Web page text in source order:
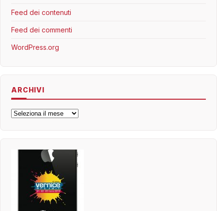
Feed dei contenuti
Feed dei commenti
WordPress.org
ARCHIVI
Archivi